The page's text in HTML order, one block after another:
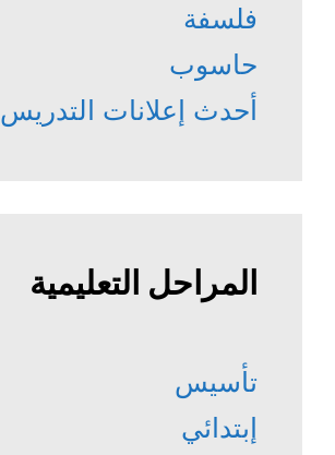
فلسفة
حاسوب
أحدث إعلانات التدريس
المراحل التعليمية
تأسيس
إبتدائي